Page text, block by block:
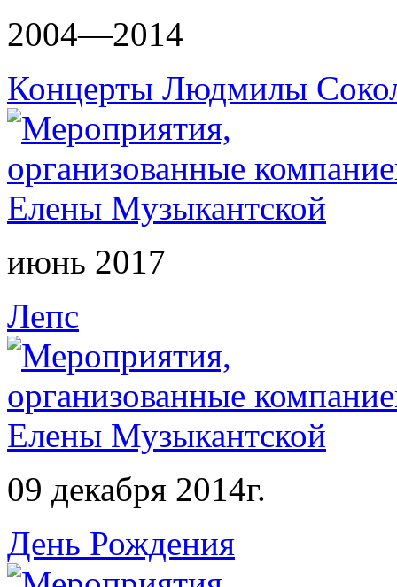
2004—2014
Концерты Людмилы
июнь 2017
Лепс
09 декабря 2014г.
День Рождения